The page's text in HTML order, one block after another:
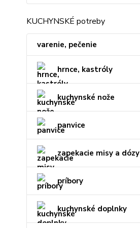
KUCHYNSKÉ potreby
varenie, pečenie
hrnce, kastróly
kuchynské nože
panvice
zapekacie misy a dózy
príbory
kuchynské doplnky